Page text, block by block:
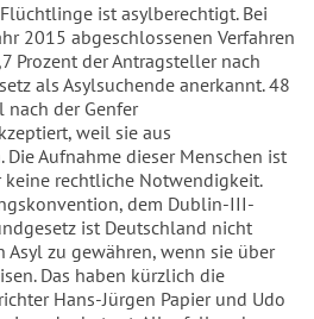
ist asylberechtigt. Bei
2015 abgeschlossenen Verfahren
Prozent der Antragsteller nach
als Asylsuchende anerkannt. 48
nach der Genfer
weil sie aus
Aufnahme dieser Menschen ist
keine rechtliche Notwendigkeit.
dem Dublin-III-
ist Deutschland nicht
zu gewähren, wenn sie über
Das haben kürzlich die
Hans-Jürgen Papier und Udo